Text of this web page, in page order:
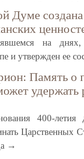
Думе
на
и утвержден ее
Память о
400-
Царственных
→